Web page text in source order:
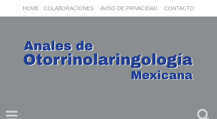
HOME COLABORACIONES AVISO DE PRIVACIDAD CONTACTO